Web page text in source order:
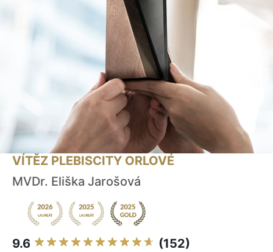
VÍTĚZ PLEBISCITY ORLOVÉ
MVDr. Eliška Jarošová
9.6 (152)